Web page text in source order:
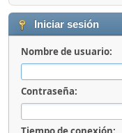
Iniciar sesión
Nombre de usuario:
Contraseña: